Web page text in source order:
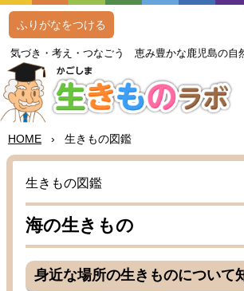
気づき・考え・つなごう恵み豊かな鹿児島の自
ふりがなをつける
HOME › 生きもの図鑑
生きもの図鑑
海の生きもの
身近な場所の生きものについて